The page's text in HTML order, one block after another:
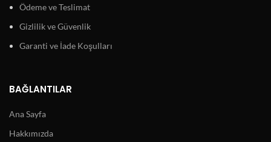
Ödeme ve Teslimat
Gizlilik ve Güvenlik
Garanti ve İade Koşulları
BAĞLANTILAR
Ana Sayfa
Hakkımızda